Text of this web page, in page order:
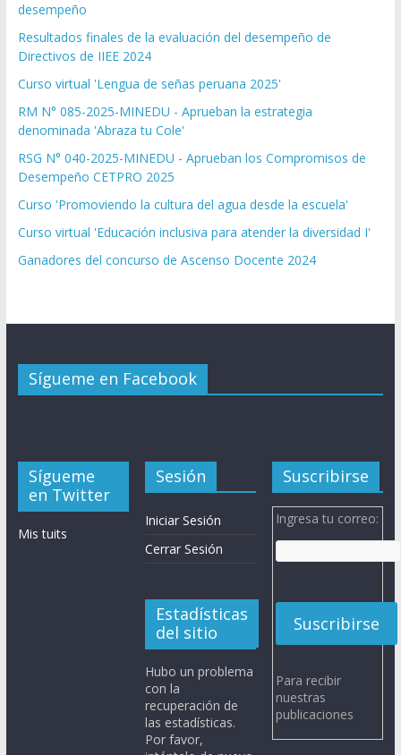
desempeño
Resultados finales de la evaluación del desempeño de
Directivos de IIEE 2024
Curso virtual 'Lengua de señas peruana 2025'
RM N° 085-2025-MINEDU - Aprueban la estrategia
denominada 'Abraza tu Cole'
RSG N° 040-2025-MINEDU - Aprueban los Compromisos de
Desempeño CETPRO 2025
Curso 'Promoviendo la cultura del agua desde la escuela'
Curso virtual 'Educación inclusiva para atender la diversidad I'
Ganadores del concurso de Ascenso Docente 2024
Sígueme en Facebook
Sígueme
en Twitter
Mis tuits
Sesión
Iniciar Sesión
Cerrar Sesión
Estadísticas
del sitio
Hubo un problema
con la
recuperación de
las estadísticas.
Por favor,
Suscribirse
Ingresa tu correo:
Para recibir
nuestras
publicaciones